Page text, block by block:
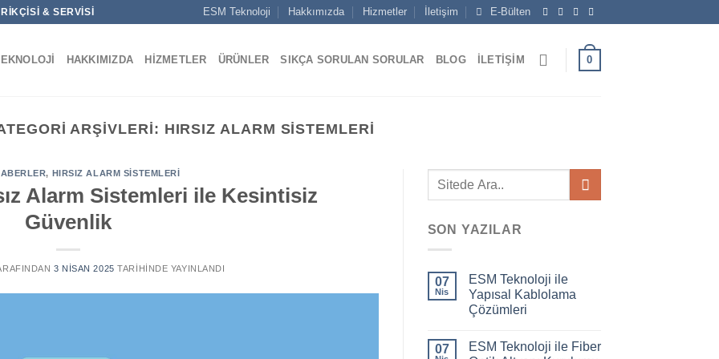
& SERVISI ESM Teknoloji Hakkımızda Hizmetler İletişim E-Bülten
HAKKIMIZDA HIZMETLER ÜRÜNLER SIKÇA SORULAN SORULAR BLOG İLETIŞIM 0
ARŞIVLERI: HIRSIZ ALARM SISTEMLERI
, HIRSIZ ALARM SISTEMLERI
Alarm Sistemleri ile Kesintisiz
Güvenlik
3 NISAN 2025 TARIHINDE YAYINLANDI
SON YAZILAR
07
Nis
ESM Teknoloji ile
Yapısal Kablolama
Çözümleri
07
ESM Teknoloji ile Fiber